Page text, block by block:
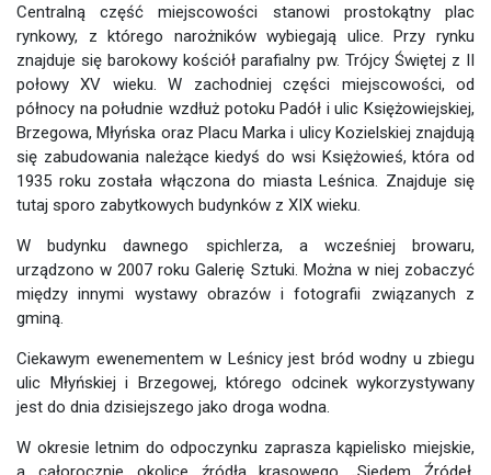
Centralną część miejscowości stanowi prostokątny plac
rynkowy, z którego narożników wybiegają ulice. Przy rynku
znajduje się barokowy kościół parafialny pw. Trójcy Świętej z II
połowy XV wieku. W zachodniej części miejscowości, od
północy na południe wzdłuż potoku Padół i ulic Księżowiejskiej,
Brzegowa, Młyńska oraz Placu Marka i ulicy Kozielskiej znajdują
się zabudowania należące kiedyś do wsi Księżowieś, która od
1935 roku została włączona do miasta Leśnica. Znajduje się
tutaj sporo zabytkowych budynków z XIX wieku.
W budynku dawnego spichlerza, a wcześniej browaru,
urządzono w 2007 roku Galerię Sztuki. Można w niej zobaczyć
między innymi wystawy obrazów i fotografii związanych z
gminą.
Ciekawym ewenementem w Leśnicy jest bród wodny u zbiegu
ulic Młyńskiej i Brzegowej, którego odcinek wykorzystywany
jest do dnia dzisiejszego jako droga wodna.
W okresie letnim do odpoczynku zaprasza kąpielisko miejskie,